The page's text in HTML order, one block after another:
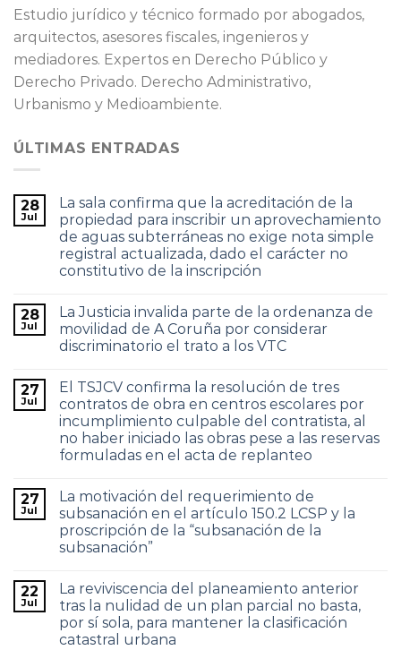
Estudio jurídico y técnico formado por abogados,
arquitectos, asesores fiscales, ingenieros y
mediadores. Expertos en Derecho Público y
Derecho Privado. Derecho Administrativo,
Urbanismo y Medioambiente.
ÚLTIMAS ENTRADAS
28
Jul
La sala confirma que la acreditación de la
propiedad para inscribir un aprovechamiento
de aguas subterráneas no exige nota simple
registral actualizada, dado el carácter no
constitutivo de la inscripción
28
Jul
La Justicia invalida parte de la ordenanza de
movilidad de A Coruña por considerar
discriminatorio el trato a los VTC
27
Jul
El TSJCV confirma la resolución de tres
contratos de obra en centros escolares por
incumplimiento culpable del contratista, al
no haber iniciado las obras pese a las reservas
formuladas en el acta de replanteo
27
Jul
La motivación del requerimiento de
subsanación en el artículo 150.2 LCSP y la
proscripción de la “subsanación de la
subsanación”
22
Jul
La reviviscencia del planeamiento anterior
tras la nulidad de un plan parcial no basta,
por sí sola, para mantener la clasificación
catastral urbana